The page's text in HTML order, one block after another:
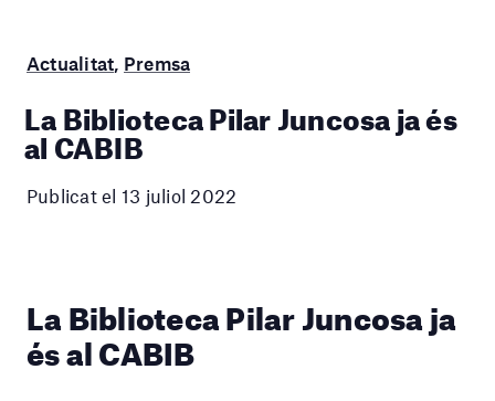
Actualitat, Premsa
La Biblioteca Pilar Juncosa ja és
al CABIB
Publicat el 13 juliol 2022
La Biblioteca Pilar Juncosa ja
és al CABIB